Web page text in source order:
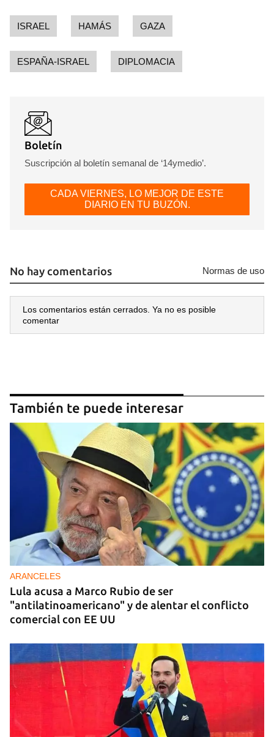
ISRAEL HAMÁS GAZA
ESPAÑA-ISRAEL DIPLOMACIA
Boletín
Suscripción al boletín semanal de ‘14ymedio’.
CADA VIERNES, LO MEJOR DE ESTE
DIARIO EN TU BUZÓN.
No hay comentarios Normas de uso
Los comentarios están cerrados. Ya no es posible
comentar
También te puede interesar
ARANCELES
Lula acusa a Marco Rubio de ser
"antilatinoamericano" y de alentar el conflicto
comercial con EE UU